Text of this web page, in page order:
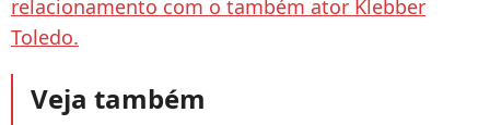
relacionamento com o também ator Klebber
Toledo.
Veja também